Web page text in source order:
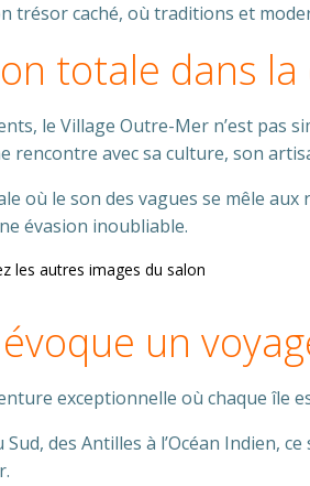
trésor caché, où traditions et
totale dans
le Village Outre-Mer n’est pas
rencontre avec sa culture, son
où le son des vagues se mêle
évasion inoubliable.
les autres images du salon
un
exceptionnelle où chaque île
Sud, des Antilles à l’Océan